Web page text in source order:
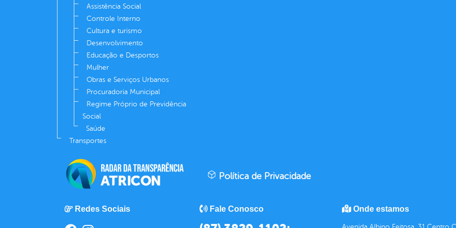
Assistência Social
Controle Interno
Cultura e turismo
Desenvolvimento
Educação e Desportos
Mulher
Obras e Serviços Urbanos
Procuradoria Municipal
Regime Próprio de Previdência
Social
Saúde
Transportes
Política de Privacidade
Redes Sociais Fale Conosco Onde estamos